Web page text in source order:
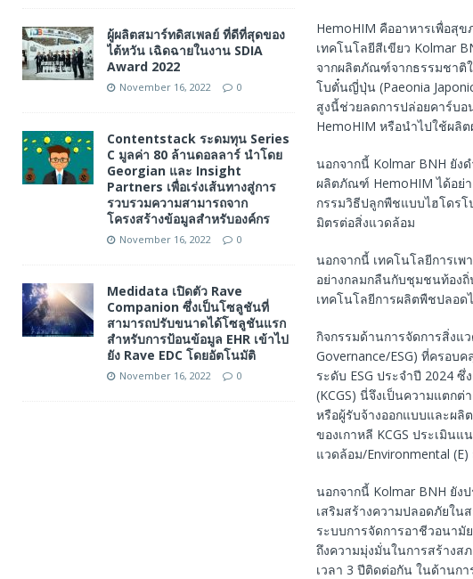
HemoHIM คืออาหารเพื่อสุ
เทคโนโลยีสีเขียว Kolmar
จากผลิตภัณฑ์จากธรรมชาติใ
โบตั๋นญี่ปุ่น (Paeonia
สูงนี้ช่วยลดการปล่อยคาร์บอ
HemoHIM หรือนำไปใช้ผลิ
นอกจากนี้ Kolmar BNH ยัง
ผลิตภัณฑ์ HemoHIM ได้อย่
กรรมวิธีปลูกพืชแบบไฮโดร
มิตรต่อสิ่งแวดล้อม
นอกจากนี้ เทคโนโลยีการเ
อย่างกลมกลืนกับชุมชนท้อง
เทคโนโลยีการผลิตพืชปลอด
กิจกรรมด้านการจัดการสิ่งแ
Governance/ESG) ที่ครอบ
ระดับ ESG ประจำปี 2024
(KCGS) นี่จึงเป็นความแตก
หรือผู้รับจ้างออกแบบและผลิ
ของเกาหลี KCGS ประเมิน
แวดล้อม/Environmental
นอกจากนี้ Kolmar BNH ยัง
เสริมสร้างความปลอดภัยใน
ระบบการจัดการอาชีวอนามั
ถึงความมุ่งมั่นในการสร้างส
เวลา 3 ปีติดต่อกัน ในด้านก
ผู้ผลิตสมาร์ทดิสเพลย์ ที่ดีที่สุดของ
ไต้หวัน เฉิดฉายในงาน SDIA
Award 2022
November 16, 2022 0
Contentstack ระดมทุน Series
C มูลค่า 80 ล้านดอลลาร์ นำโดย
Georgian และ Insight
Partners เพื่อเร่งเส้นทางสู่การ
รวบรวมความสามารถจาก
โครงสร้างข้อมูลสำหรับองค์กร
November 16, 2022 0
Medidata เปิดตัว Rave
Companion ซึ่งเป็นโซลูชันที่
สามารถปรับขนาดได้โซลูชันแรก
สำหรับการป้อนข้อมูล EHR เข้าไป
ยัง Rave EDC โดยอัตโนมัติ
November 16, 2022 0